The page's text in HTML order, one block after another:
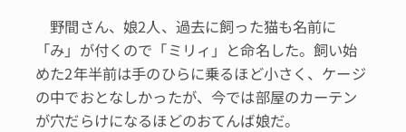
野間さん、娘2人、過去に飼った猫も名前に
「み」が付くので「ミリィ」と命名した。飼い始
めた2年半前は手のひらに乗るほど小さく、ケージ
の中でおとなしかったが、今では部屋のカーテン
が穴だらけになるほどのおてんば娘だ。